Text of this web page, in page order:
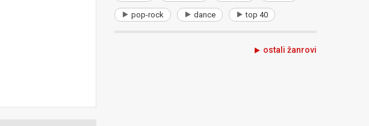
pop-rock dance top 40
ostali žanrovi